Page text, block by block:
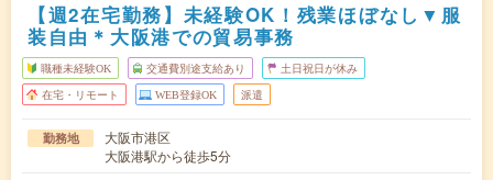
【週2在宅勤務】未経験OK！残業ほぼなし▼服
装自由＊大阪港での貿易事務
職種未経験OK 交通費別途支給あり 土日祝日が休み
在宅・リモート WEB登録OK 派遣
勤務地
大阪市港区
大阪港駅から徒歩5分